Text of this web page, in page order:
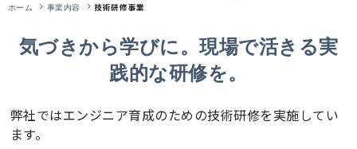
ホーム 事業内容 技術研修事業
気づきから学びに。 現場で活きる実
践的な研修を。
弊社ではエンジニア育成のための技術研修を実施してい
ます。